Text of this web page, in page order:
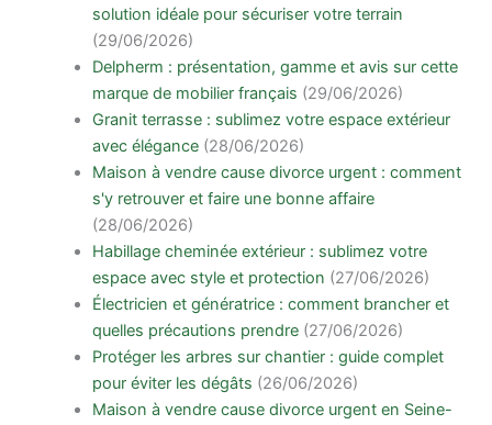
solution idéale pour sécuriser votre terrain
(29/06/2026)
Delpherm : présentation, gamme et avis sur cette
marque de mobilier français (29/06/2026)
Granit terrasse : sublimez votre espace extérieur
avec élégance (28/06/2026)
Maison à vendre cause divorce urgent : comment
s'y retrouver et faire une bonne affaire
(28/06/2026)
Habillage cheminée extérieur : sublimez votre
espace avec style et protection (27/06/2026)
Électricien et génératrice : comment brancher et
quelles précautions prendre (27/06/2026)
Protéger les arbres sur chantier : guide complet
pour éviter les dégâts (26/06/2026)
Maison à vendre cause divorce urgent en Seine-